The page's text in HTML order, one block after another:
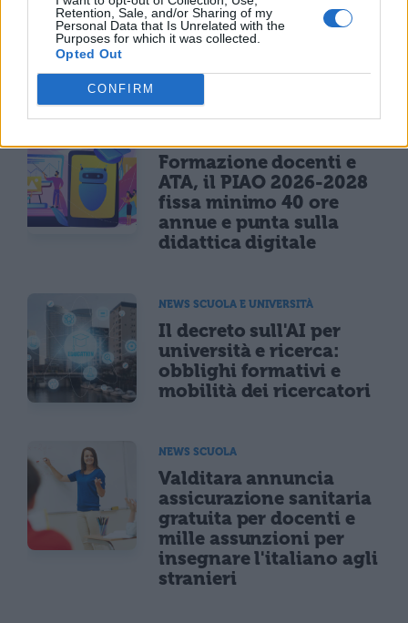
Retention, Sale, and/or Sharing of my
Personal Data that Is Unrelated with the
Purposes for which it was collected.
Opted Out
CONFIRM
approvato: 100 milioni
per la formazione dei
nei curricoli
Formazione docenti e
ATA, il PIAO 2026-2028
fissa minimo 40 ore
annue e punta sulla
didattica digitale
NEWS SCUOLA E UNIVERSITÀ
Il decreto sull'AI per
università e ricerca:
obblighi formativi e
mobilità dei ricercatori
NEWS SCUOLA
Valditara annuncia
assicurazione sanitaria
gratuita per docenti e
mille assunzioni per
insegnare l'italiano agli
stranieri